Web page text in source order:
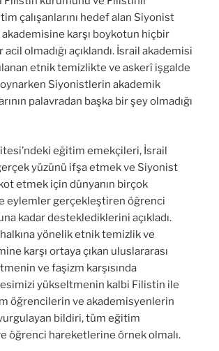
çalışanlarını hedef alan Siyonist
akademisine karşı boykotun hiçbir
olmadığı açıklandı. İsrail akademisi
etnik temizlikte ve askerî işgalde
Siyonistlerin akademik
palavradan başka bir şey olmadığı
eğitim emekçileri, İsrail
yüzünü ifşa etmek ve Siyonist
etmek için dünyanın birçok
eylemler gerçekleştiren öğrenci
kadar desteklediklerini açıkladı.
yönelik etnik temizlik ve
karşı ortaya çıkan uluslararası
ve faşizm karşısında
yükseltmenin kalbi Filistin ile
öğrencilerin ve akademisyenlerin
bildiri, tüm eğitim
öğrenci hareketlerine örnek olmalı.